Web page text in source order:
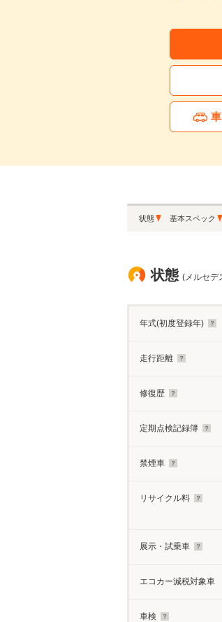
状態 基本スペック
状態 (メルセデ
年式(初度登録年)
走行距離
修復歴
定期点検記録簿
禁煙車
リサイクル料
展示・試乗車
エコカー減税対象車
車検